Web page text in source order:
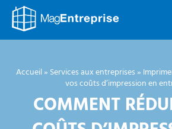
Mag
Entreprise
Accueil» Services aux entreprises»
vos coûts d’impression en
COMMENT